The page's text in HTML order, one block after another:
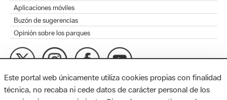
Aplicaciones móviles
Buzón de sugerencias
Opinión sobre los parques
MAPA WEB AVISO LEGAL ACCESIBILIDAD
Este portal web únicamente utiliza cookies propias con finalidad
técnica, no recaba ni cede datos de carácter personal de los